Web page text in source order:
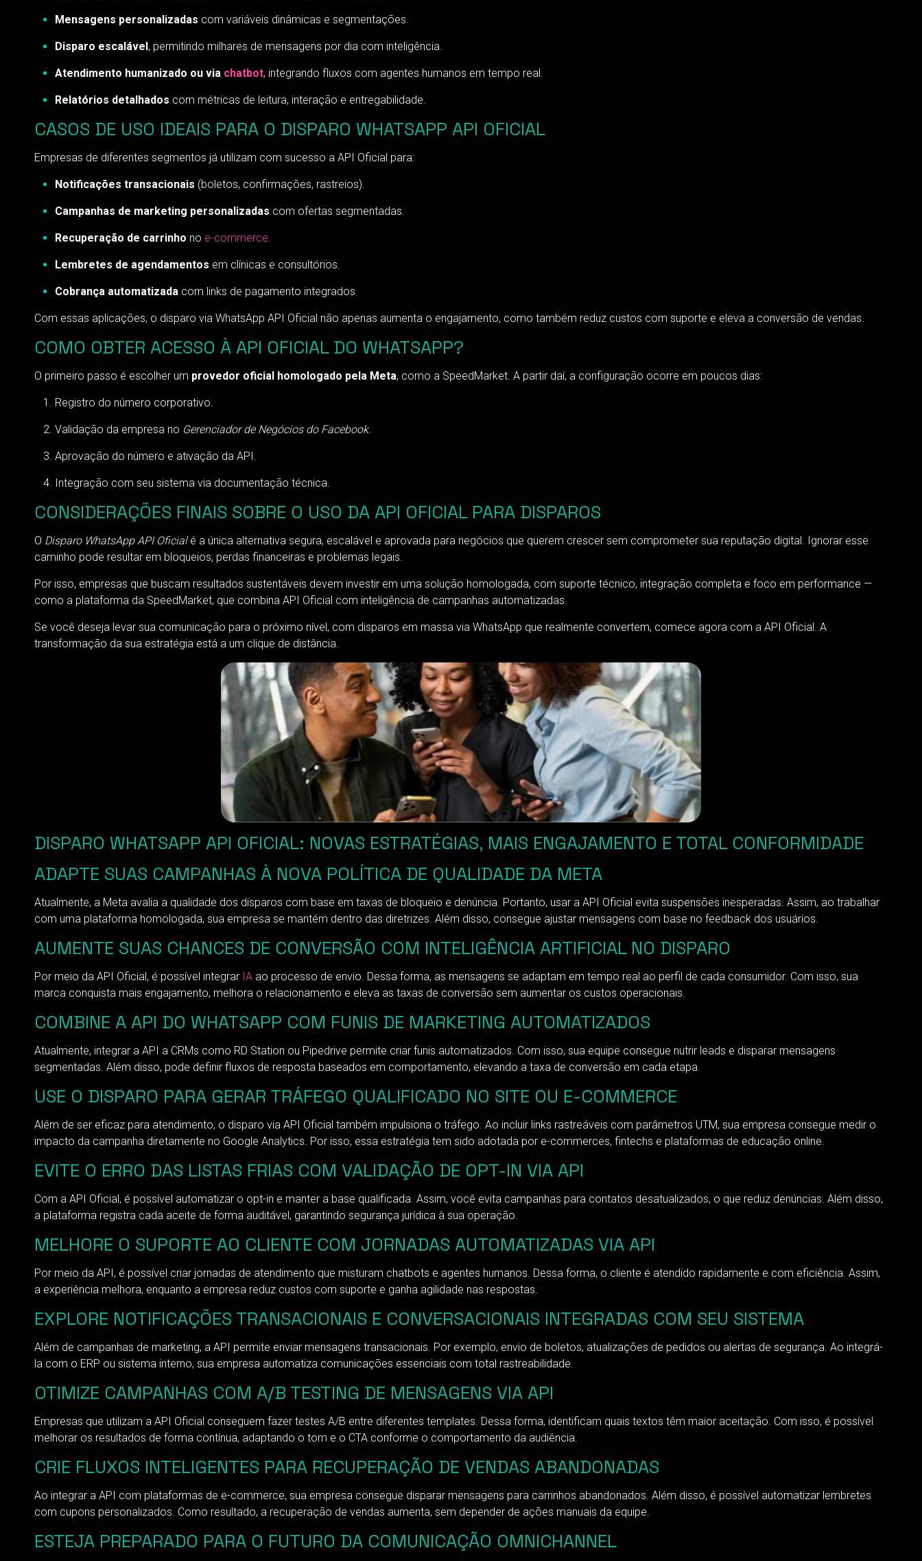
Mensagens personalizadas com variáveis dinâmicas e segmentações.
Disparo escalável, permitindo milhares de mensagens por dia com inteligência.
Atendimento humanizado ou via chatbot, integrando fluxos com agentes humanos em tempo real.
Relatórios detalhados com métricas de leitura, interação e entregabilidade.
CASOS DE USO IDEAIS PARA O DISPARO WHATSAPP API OFICIAL
Empresas de diferentes segmentos já utilizam com sucesso a API Oficial para:
Notificações transacionais (boletos, confirmações, rastreios).
Campanhas de marketing personalizadas com ofertas segmentadas.
Recuperação de carrinho no e-commerce.
Lembretes de agendamentos em clínicas e consultórios.
Cobrança automatizadacom links de pagamento integrados.
Com essas aplicações, o disparo via WhatsApp API Oficial não apenas aumenta o engajamento, como também reduz custos com suporte e eleva a conversão de vendas.
COMO OBTER ACESSO À API OFICIAL DO WHATSAPP?
O primeiro passo é escolher um provedor oficial homologado pela Meta, como a SpeedMarket. A partir daí, a configuração ocorre em poucos dias:
Registro do número corporativo.
Validação da empresa no Gerenciador de Negócios do Facebook.
Aprovação do número e ativação da API.
Integração com seu sistema via documentação técnica.
CONSIDERAÇÕES FINAIS SOBRE O USO DA API OFICIAL PARA DISPAROS
O Disparo WhatsApp API Oficialé a única alternativa segura, escalável e aprovada para negócios que querem crescer sem comprometer sua reputação digital. Ignorar esse
caminho pode resultar em bloqueios, perdas financeiras e problemas legais.
Por isso, empresas que buscam resultados sustentáveis devem investir em uma solução homologada, com suporte técnico, integração completa e foco em performance —
como a plataforma da SpeedMarket, que combina API Oficial com inteligência de campanhas automatizadas.
Se você deseja levar sua comunicação para o próximo nível, com disparos em massa via WhatsApp que realmente convertem, comece agora com a API Oficial. A
transformação da sua estratégia está a um clique de distância.
DISPARO WHATSAPP API OFICIAL: NOVAS ESTRATÉGIAS, MAIS ENGAJAMENTO E TOTAL CONFORMIDADE
ADAPTE SUAS CAMPANHAS À NOVA POLÍTICA DE QUALIDADE DA META
Atualmente, a Meta avalia a qualidade dos disparos com base em taxas de bloqueio e denúncia. Portanto, usar a API Oficial evita suspensões inesperadas. Assim, ao trabalhar
com uma plataforma homologada, sua empresa se mantém dentro das diretrizes. Além disso, consegue ajustar mensagens com base no feedback dos usuários.
AUMENTE SUAS CHANCES DE CONVERSÃO COM INTELIGÊNCIA ARTIFICIAL NO DISPARO
Por meio da API Oficial, é possível integrar IAao processo de envio. Dessa forma, as mensagens se adaptam em tempo real ao perfil de cada consumidor. Com isso, sua
marca conquista mais engajamento, melhora o relacionamento e eleva as taxas de conversão sem aumentar os custos operacionais.
COMBINE A API DO WHATSAPP COM FUNIS DE MARKETING AUTOMATIZADOS
Atualmente, integrar a API a CRMs como RD Station ou Pipedrive permite criar funis automatizados. Com isso, sua equipe consegue nutrir leads e disparar mensagens
segmentadas. Além disso, pode definir fluxos de resposta baseados em comportamento, elevando a taxa de conversão em cada etapa.
USE O DISPARO PARA GERAR TRÁFEGO QUALIFICADO NO SITE OU E-COMMERCE
Além de ser eficaz para atendimento, o disparo via API Oficial também impulsiona o tráfego. Ao incluir links rastreáveis com parâmetros UTM, sua empresa consegue medir o
impacto da campanha diretamente no Google Analytics. Por isso, essa estratégia tem sido adotada por e-commerces, fintechs e plataformas de educação online.
EVITE O ERRO DAS LISTAS FRIAS COM VALIDAÇÃO DE OPT-IN VIA API
Com a API Oficial, é possível automatizar o opt-in e manter a base qualificada. Assim, você evita campanhas para contatos desatualizados, o que reduz denúncias. Além disso,
a plataforma registra cada aceite de forma auditável, garantindo segurança jurídica à sua operação.
MELHORE O SUPORTE AO CLIENTE COM JORNADAS AUTOMATIZADAS VIA API
Por meio da API, é possível criar jornadas de atendimento que misturam chatbots e agentes humanos. Dessa forma, o cliente é atendido rapidamente e com eficiência. Assim,
a experiência melhora, enquanto a empresa reduz custos com suporte e ganha agilidade nas respostas.
EXPLORE NOTIFICAÇÕES TRANSACIONAIS E CONVERSACIONAIS INTEGRADAS COM SEU SISTEMA
Além de campanhas de marketing, a API permite enviar mensagens transacionais. Por exemplo, envio de boletos, atualizações de pedidos ou alertas de segurança. Ao integrá-
la com o ERP ou sistema interno, sua empresa automatiza comunicações essenciais com total rastreabilidade.
OTIMIZE CAMPANHAS COM A/B TESTING DE MENSAGENS VIA API
Empresas que utilizam a API Oficial conseguem fazer testes A/B entre diferentes templates. Dessa forma, identificam quais textos têm maior aceitação. Com isso, é possível
melhorar os resultados de forma contínua, adaptando o tom e o CTA conforme o comportamento da audiência.
CRIE FLUXOS INTELIGENTES PARA RECUPERAÇÃO DE VENDAS ABANDONADAS
Ao integrar a API com plataformas de e-commerce, sua empresa consegue disparar mensagens para carrinhos abandonados. Além disso, é possível automatizar lembretes
com cupons personalizados. Como resultado, a recuperação de vendas aumenta, sem depender de ações manuais da equipe.
ESTEJA PREPARADO PARA O FUTURO DA COMUNICAÇÃO OMNICHANNEL